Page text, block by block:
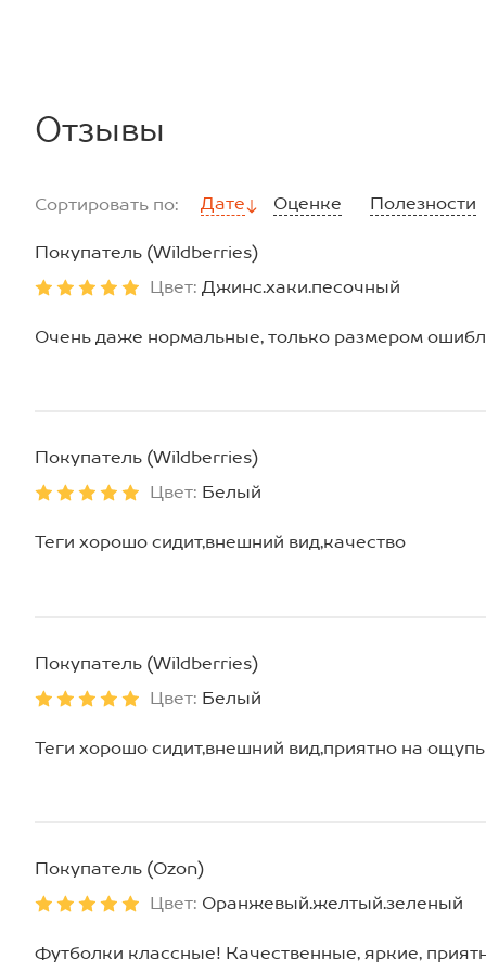
Отзывы
Сортировать по: Дате Оценке Полезности
Покупатель (Wildberries)
Цвет: Джинс.хаки.песочный
Очень даже нормальные, только размером
Покупатель (Wildberries)
Цвет: Белый
Теги хорошо сидит,внешний вид,качество
Покупатель (Wildberries)
Цвет: Белый
Теги хорошо сидит,внешний вид,приятно на ощупь
Покупатель (Ozon)
Цвет: Оранжевый.желтый.зеленый
Футболки классные! Качественные, яркие,